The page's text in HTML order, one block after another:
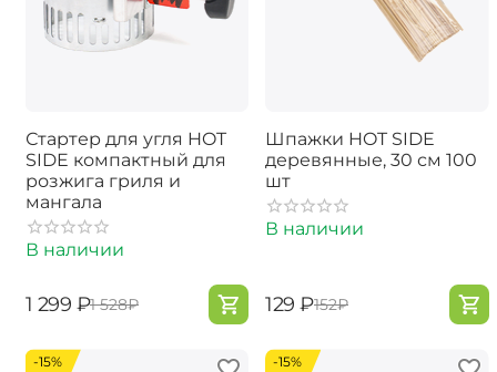
Стартер для угля HOT
SIDE компактный для
розжига гриля и
мангала
В наличии
‍1 299‍ ₽‍1 528‍₽
Шпажки HOT SIDE
деревянные, 30 см 100
шт
В наличии
‍129‍ ₽‍152‍₽
-15% -15%